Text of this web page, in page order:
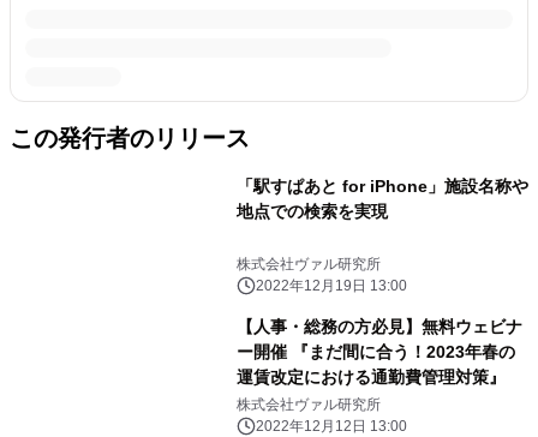
この発行者のリリース
「駅すぱあと for iPhone」施設名称や
地点での検索を実現
株式会社ヴァル研究所
2022年12月19日 13:00
【人事・総務の方必見】無料ウェビナ
ー開催 『まだ間に合う！2023年春の
運賃改定における通勤費管理対策』
株式会社ヴァル研究所
2022年12月12日 13:00